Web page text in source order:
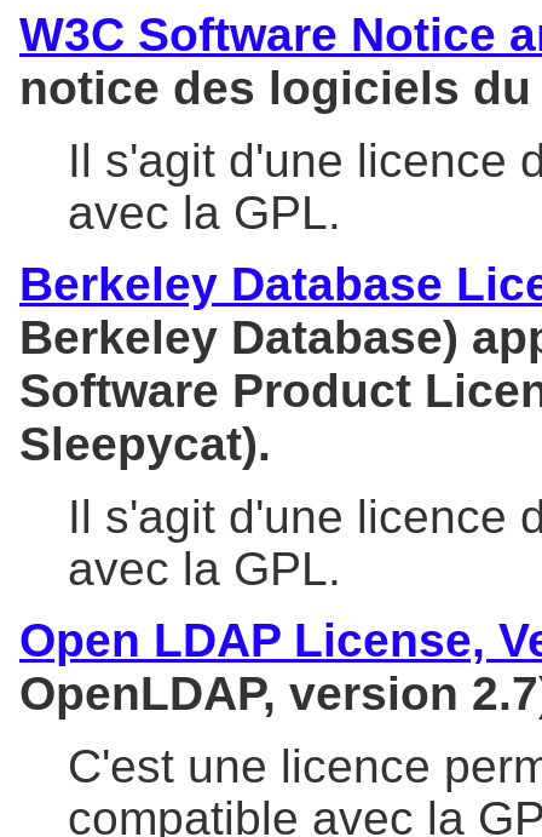
W3C Software Notice
notice des logiciels du
Il s'agit d'une licence
avec la GPL.
Berkeley Database
Berkeley Database)
Software Product
Sleepycat).
Il s'agit d'une licence
avec la GPL.
Open LDAP License,
OpenLDAP, version
C'est une licence
compatible avec la